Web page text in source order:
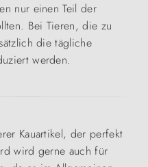
nur einen Teil der
Bei Tieren, die zu
die tägliche
werden.
Kauartikel, der perfekt
wird gerne auch für